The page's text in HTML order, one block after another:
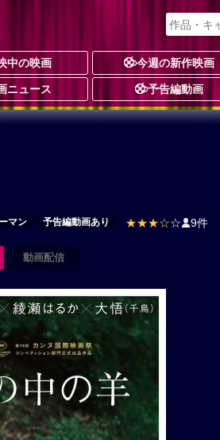
中の映画 今週の新作映画
ニュース 予告編動画
マン 予告編動画あり ★★★☆☆ 9件
動画配信